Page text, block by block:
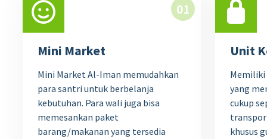
01
Mini Market
Mini Market Al-Iman memudahkan
para santri untuk berbelanja
kebutuhan. Para wali juga bisa
memesankan paket
barang/makanan yang tersedia
Unit
Memiliki
yang
cukup
khusus